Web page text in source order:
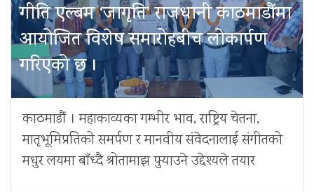
गीति एल्बम ‘जागृति’ राजधानी काठमाडौंमा
आयोजित विशेष समारोहबीच लोकार्पण
गरिएको छ ।
काठमाडौं । महाकाव्यका गम्भीर भाव, राष्ट्रिय चेतना,
मातृभूमिप्रतिको समर्पण र मानवीय संवेदनालाई संगीतको
मधुर लयमा बाँध्दै श्रोतामाझ पुर्‍याउने उद्देश्यले तयार